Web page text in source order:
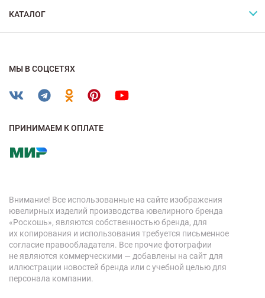
КАТАЛОГ
МЫ В СОЦСЕТЯХ
ПРИНИМАЕМ К ОПЛАТЕ
Внимание! Все использованные на сайте изображения
ювелирных изделий производства ювелирного бренда
«Роскошь», являются собственностью бренда, для
их копирования и использования требуется письменное
согласие правообладателя. Все прочие фотографии
не являются коммерческими — добавлены на сайт для
иллюстрации новостей бренда или с учебной целью для
персонала компании.